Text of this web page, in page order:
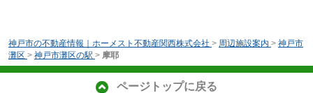
神戸市の不動産情報｜ホーメスト不動産関西株式会社 > 周辺施設案内 > 神戸市
灘区 > 神戸市灘区の駅 > 摩耶
ページトップに戻る